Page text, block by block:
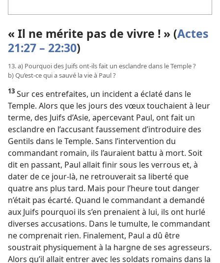
« Il ne mérite pas de vivre ! » (Actes
21:27 – 22:30)
13. a) Pourquoi des Juifs ont-ils fait un esclandre dans le Temple ?
b) Qu’est-ce qui a sauvé la vie à Paul ?
13 Sur ces entrefaites, un incident a éclaté dans le
Temple. Alors que les jours des vœux touchaient à leur
terme, des Juifs d’Asie, apercevant Paul, ont fait un
esclandre en l’accusant faussement d’introduire des
Gentils dans le Temple. Sans l’intervention du
commandant romain, ils l’auraient battu à mort. Soit
dit en passant, Paul allait finir sous les verrous et, à
dater de ce jour-là, ne retrouverait sa liberté que
quatre ans plus tard. Mais pour l’heure tout danger
n’était pas écarté. Quand le commandant a demandé
aux Juifs pourquoi ils s’en prenaient à lui, ils ont hurlé
diverses accusations. Dans le tumulte, le commandant
ne comprenait rien. Finalement, Paul a dû être
soustrait physiquement à la hargne de ses agresseurs.
Alors qu’il allait entrer avec les soldats romains dans la